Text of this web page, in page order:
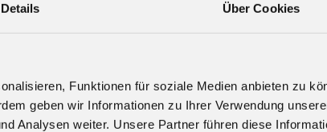
Details Über Cookies
Funktionen für soziale Medien anbieten zu
geben wir Informationen zu Ihrer Verwendung
Analysen weiter. Unsere Partner führen diese